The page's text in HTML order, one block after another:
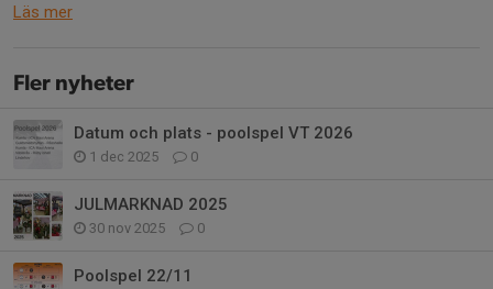
Läs mer
Fler nyheter
Datum och plats - poolspel VT 2026
1 dec 2025 0
JULMARKNAD 2025
30 nov 2025 0
Poolspel 22/11